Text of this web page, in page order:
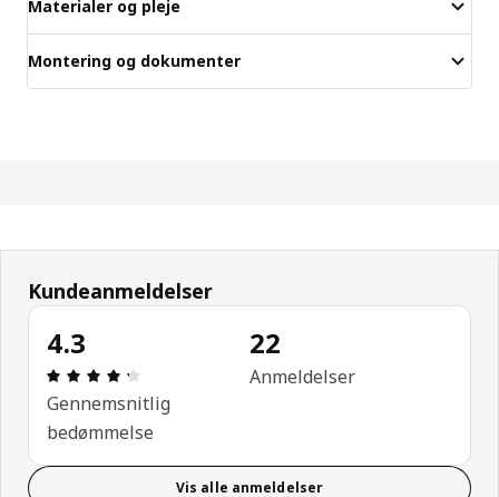
Materialer og pleje
Montering og dokumenter
Kundeanmeldelser
4.3
Anmeldelse: 4.3 Ud af 5 Stjerner. Anmeldelser i
Gennemsnitlig
bedømmelse
22
Anmeldelser
Vis alle anmeldelser